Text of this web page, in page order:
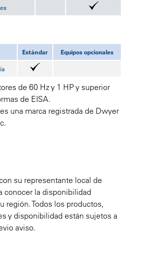
Estándar Equipos opcionales
de 60 Hz y 1 HP y superior
de EISA.
una marca registrada de Dwyer
su representante local de
conocer la disponibilidad
región. Todos los productos,
y disponibilidad están sujetos a
aviso.